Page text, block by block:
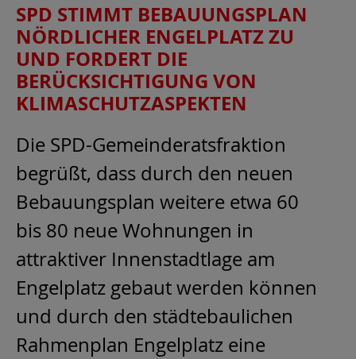
SPD STIMMT BEBAUUNGSPLAN
NÖRDLICHER ENGELPLATZ ZU
UND FORDERT DIE
BERÜCKSICHTIGUNG VON
KLIMASCHUTZASPEKTEN
Die SPD-Gemeinderatsfraktion
begrüßt, dass durch den neuen
Bebauungsplan weitere etwa 60
bis 80 neue Wohnungen in
attraktiver Innenstadtlage am
Engelplatz gebaut werden können
und durch den städtebaulichen
Rahmenplan Engelplatz eine